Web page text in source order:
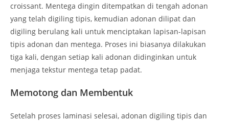
croissant. Mentega dingin ditempatkan di tengah adonan
yang telah digiling tipis, kemudian adonan dilipat dan
digiling berulang kali untuk menciptakan lapisan-lapisan
tipis adonan dan mentega. Proses ini biasanya dilakukan
tiga kali, dengan setiap kali adonan didinginkan untuk
menjaga tekstur mentega tetap padat.
Memotong dan Membentuk
Setelah proses laminasi selesai, adonan digiling tipis dan